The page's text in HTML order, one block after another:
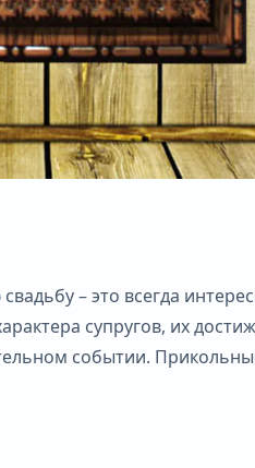
– это всегда
супругов, их
событии.